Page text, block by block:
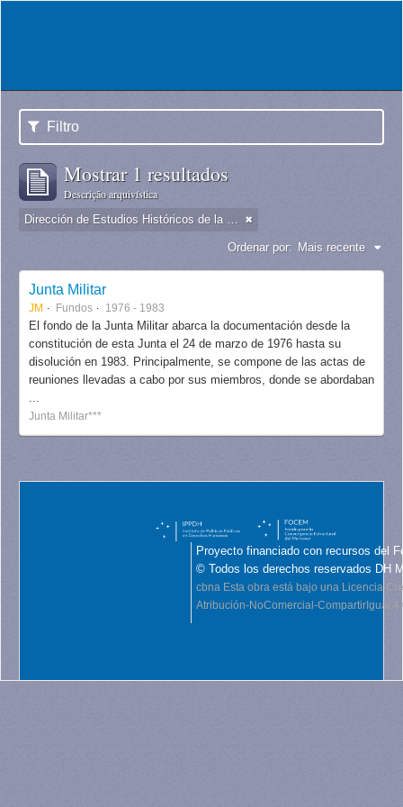
Filtro
Mostrar 1 resultados
Descrição arquivística
Dirección de Estudios Históricos de la Fuerza Aérea
Ordenar por: Mais recente
Junta Militar
JM Fundos 1976 - 1983
El fondo de la Junta Militar abarca la documentación desde la
constitución de esta Junta el 24 de marzo de 1976 hasta su
disolución en 1983. Principalmente, se compone de las actas de
reuniones llevadas a cabo por sus miembros, donde se abordaban
...
Junta Militar***
Proyecto financiado con recursos del
© Todos los derechos reservados DH
cbna Esta obra está bajo una Licencia
Atribución-NoComercial-CompartirIgual